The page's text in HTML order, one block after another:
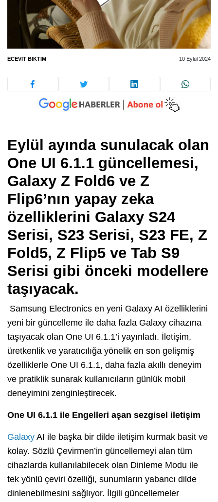
ECEVIT BIKTIM 10 Eylül 2024
Eylül ayında sunulacak olan
One UI 6.1.1 güncellemesi,
Galaxy Z Fold6 ve Z
Flip6’nın yapay zeka
özelliklerini Galaxy S24
Serisi, S23 Serisi, S23 FE, Z
Fold5, Z Flip5 ve Tab S9
Serisi gibi önceki modellere
taşıyacak.
Samsung Electronics en yeni Galaxy AI özelliklerini
yeni bir güncelleme ile daha fazla Galaxy cihazına
taşıyacak olan One UI 6.1.1’i yayınladı. İletişim,
üretkenlik ve yaratıcılığa yönelik en son gelişmiş
özelliklerle One UI 6.1.1, daha fazla akıllı deneyim
ve pratiklik sunarak kullanıcıların günlük mobil
deneyimini zenginleştirecek.
One UI 6.1.1 ile Engelleri aşan sezgisel iletişim
Galaxy AI ile başka bir dilde iletişim kurmak basit ve
kolay. Sözlü Çevirmen’in güncellemeyi alan tüm
cihazlarda kullanılabilecek olan Dinleme Modu ile
tek yönlü çeviri özelliği, sunumların yabancı dilde
dinlenebilmesini sağlıyor. İlgili güncellemeler